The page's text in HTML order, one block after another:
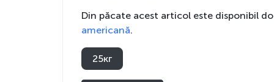
Din păcate acest articol este disponibil
americană.
25кг